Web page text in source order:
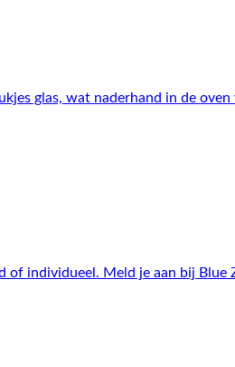
glas, wat naderhand in de
of individueel. Meld je aan bij Blue